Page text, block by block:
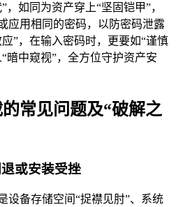
，如同为资产穿上“坚固铠甲”，
应用相同的密码，以防密码泄露
”，在输入密码时，更要如“谨慎
暗中窥视”，全方位守护资产安
常见问题及“破解之
或安装受挫
设备存储空间“捉襟见肘”、系统